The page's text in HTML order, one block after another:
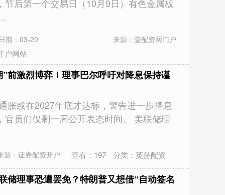
后第一个交易日（10月9日）有色金属板
期：03-20 来源：壹配资网门户
户网站
前激烈博弈！理事巴尔呼吁对降息保持谨
胀或在2027年底才达标，警告进一步降息
员们仅剩一周公开表态时间。 美联储理
源：证券配资开户 查看： 197 分类： 英赫配资
储理事恐遭罢免？特朗普又想借“自动签名